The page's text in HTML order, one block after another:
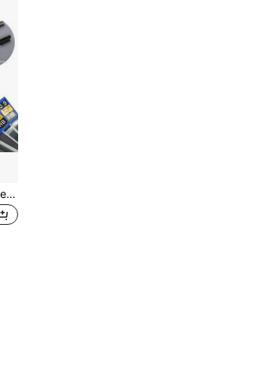
Lápiz mecánico automático de metal - 0.3/0.5/0.7/0.9/2.0mm, diseño de centro de gravedad bajo, adecuado para arquitectura/ingeniería/arte, escritura suave, uso dual para dibujo y boceto, vuelta a la escuela